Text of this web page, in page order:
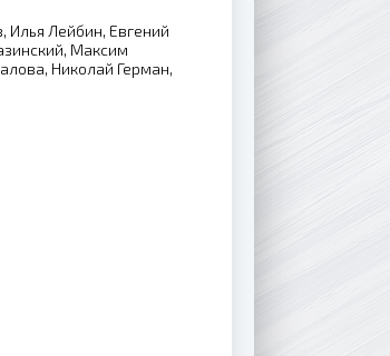
Лейбин, Евгений
Максим
Николай Герман,